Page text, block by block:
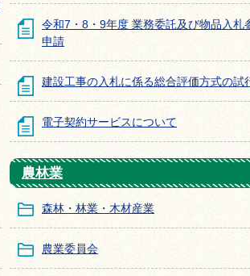
令和7・8・9年度 業務委託及び物品入札
申請
建設工事の入札に係る総合評価方式の試
電子契約サービスについて
農林業
森林・林業・木材産業
農業委員会